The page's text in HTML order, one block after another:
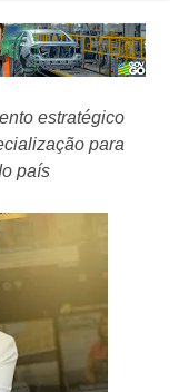
estratégico
para
país